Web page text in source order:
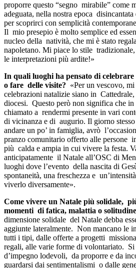
proporre questo “segno mirabile” come
adeguata, nella nostra epoca
per scoprirci con semplicità
Il mio presepio è molto semplice ed
nucleo della natività, che mi è stato
napoletano. Mi piace lo stile
le interpretazioni più ardite!»
In quali luoghi ha pensato di celebrare
o fare delle visite? «Per un vescovo,
celebrazioni natalizie siano in Cattedrale,
diocesi. Questo però non significa che
chiamato a rendermi presente in vari
di vicinanza e di augurio. Il giorno
andare un po’ in famiglia, avrò
pranzo comunitario offerto alle persone
più calda e ampia in cui vivere la festa.
anticipatamente il Natale all’OSC di
luoghi dove l’evento della nascita di
spontaneità, una freschezza e
viverlo diversamente».
Come vivere un Natale più solidale,
momenti di fatica, malattia o
dimensione solidale del Natale debba
aggiunte lateralmente. Non mancano le
tutti i tipi, dalle offerte a progetti
regali, alle varie forme di volontariato. Si
d’impegno lodevoli, da proporre e da
guardarsi dai sentimentalismi o dalle